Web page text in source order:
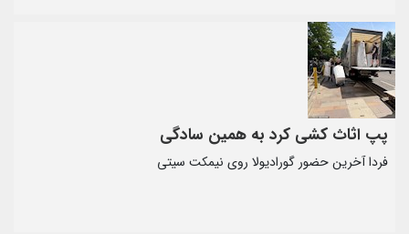
پپ اثاث کشی کرد به همین سادگی
فردا آخرین حضور گورادیولا روی نیمکت سیتی